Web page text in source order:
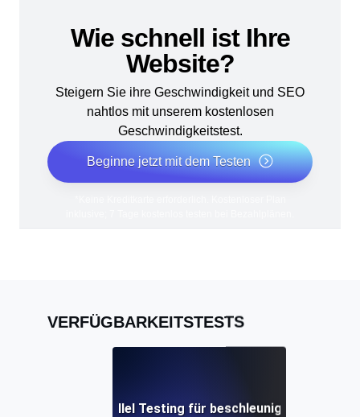
Wie schnell ist Ihre
Website?
Steigern Sie ihre Geschwindigkeit und SEO
nahtlos mit unserem kostenlosen
Geschwindigkeitstest.
Beginne jetzt mit dem Testen
VERFÜGBARKEITSTESTS
CI/CD Pipeline Parallel Testing für beschleunigte